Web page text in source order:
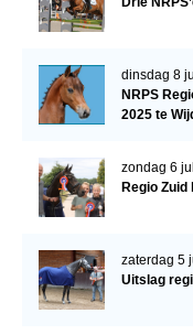
dinsdag 8
NRPS
2025 te
zondag 6
Regio
zaterdag 5
Uitslag